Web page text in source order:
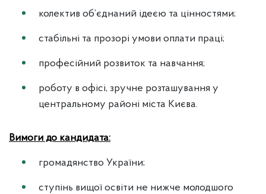
колектив об’єднаний ідеєю та цінностями;
стабільні та прозорі умови оплати праці;
професійний розвиток та навчання;
роботу в офісі, зручне розташування у
центральному районі міста Києва.
Вимоги до кандидата:
громадянство України;
ступінь вищої освіти не нижче молодшого